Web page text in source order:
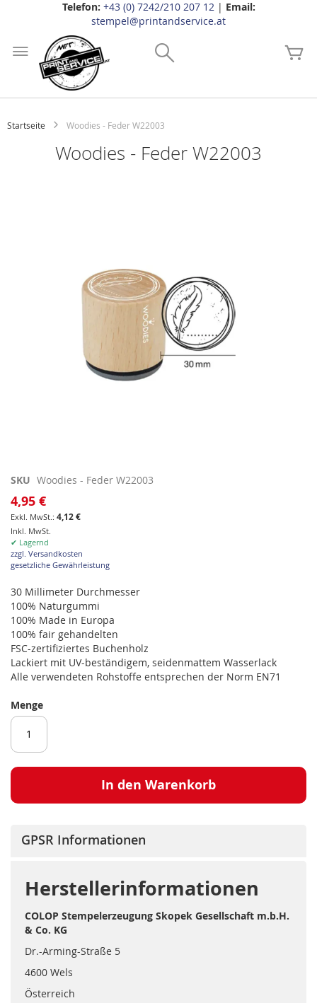
Telefon: +43 (0) 7242/210 207 12| Email:
stempel@printandservice.at
Inhalt
springen
Startseite Woodies - Feder W22003
Woodies - Feder W22003
Zum
der
Bildgalerie
springen
SKU Woodies - Feder W22003
4,95 €
4,12 €
Inkl. MwSt.
✔ Lagernd
zzgl. Versandkosten
gesetzliche Gewährleistung
30 Millimeter Durchmesser
100% Naturgummi
100% Made in Europa
100% fair gehandelten
FSC-zertifiziertes Buchenholz
Lackiert mit UV-beständigem, seidenmattem Wasserlack
Alle verwendeten Rohstoffe entsprechen der Norm EN71
Menge
In den Warenkorb
GPSR Informationen
Herstellerinformationen
COLOP Stempelerzeugung Skopek Gesellschaft m.b.H.
& Co. KG
Dr.-Arming-Straße 5
4600 Wels
Österreich